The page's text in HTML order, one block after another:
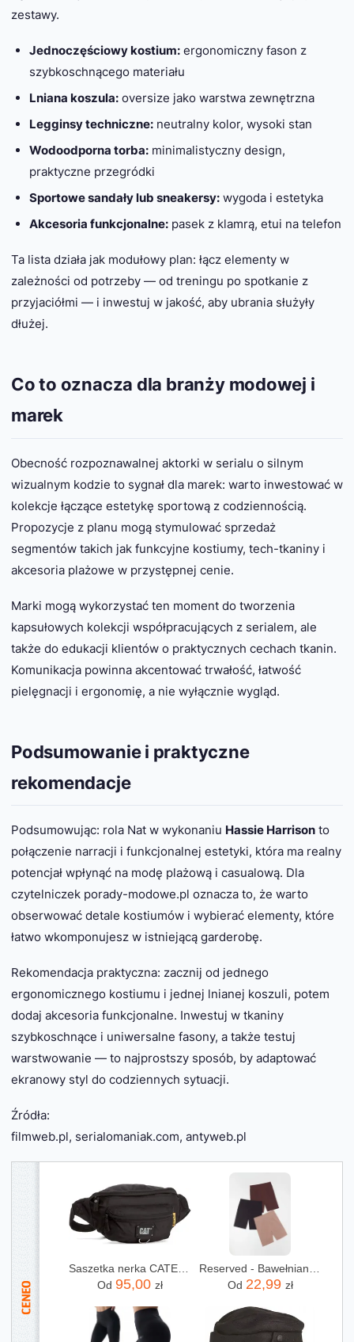
zestawy.
Jednoczęściowy kostium:ergonomiczny fason z
szybkoschnącego materiału
Lniana koszula:oversize jako warstwa zewnętrzna
Legginsy techniczne:neutralny kolor, wysoki stan
Wodoodporna torba:minimalistyczny design,
praktyczne przegródki
Sportowe sandały lub sneakersy:wygoda i estetyka
Akcesoria funkcjonalne:pasek z klamrą, etui na telefon
Ta lista działa jak modułowy plan: łącz elementy w
zależności od potrzeby — od treningu po spotkanie z
przyjaciółmi — i inwestuj w jakość, aby ubrania służyły
dłużej.
Co to oznacza dla branży modowej i
marek
Obecność rozpoznawalnej aktorki w serialu o silnym
wizualnym kodzie to sygnał dla marek: warto inwestować w
kolekcje łączące estetykę sportową z codziennością.
Propozycje z planu mogą stymulować sprzedaż
segmentów takich jak funkcyjne kostiumy, tech-tkaniny i
akcesoria plażowe w przystępnej cenie.
Marki mogą wykorzystać ten moment do tworzenia
kapsułowych kolekcji współpracujących z serialem, ale
także do edukacji klientów o praktycznych cechach tkanin.
Komunikacja powinna akcentować trwałość, łatwość
pielęgnacji i ergonomię, a nie wyłącznie wygląd.
Podsumowanie i praktyczne
rekomendacje
Podsumowując: rola Nat w wykonaniu Hassie Harrison to
połączenie narracji i funkcjonalnej estetyki, która ma realny
potencjał wpłynąć na modę plażową i casualową. Dla
czytelniczek porady-modowe.pl oznacza to, że warto
obserwować detale kostiumów i wybierać elementy, które
łatwo wkomponujesz w istniejącą garderobę.
Rekomendacja praktyczna: zacznij od jednego
ergonomicznego kostiumu i jednej lnianej koszuli, potem
dodaj akcesoria funkcjonalne. Inwestuj w tkaniny
szybkoschnące i uniwersalne fasony, a także testuj
warstwowanie — to najprostszy sposób, by adaptować
ekranowy styl do codziennych sytuacji.
Źródła:
filmweb.pl, serialomaniak.com, antyweb.pl
Saszetka nerka CATERPILLAR - Raymond 83432-01 Black
Od 95,00 zł
Od 22,99 zł